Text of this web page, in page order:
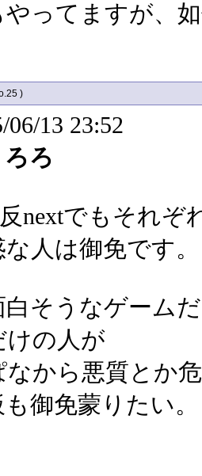
やってますが、
)
06/13 23:52
ろ
nextでもそれ
人は御免です。
白そうなゲーム
けの人が
なから悪質とか
御免蒙りたい。